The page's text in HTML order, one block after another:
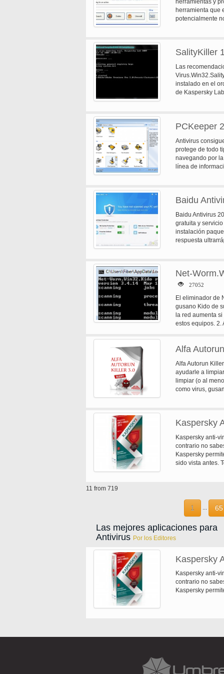
presentación de
auditoría de
solución de virus
herramientas y
herramienta que
potencialmente
SalityKiller
Las
instalado en el
de Kaspersky
PCKeeper
Antivirus
protege de todo
navegando por
línea de
PCKeeper se
protección en
completo
diarias protegen
Baidu
Baidu Antivirus
gratuita y
instalación
respuesta
amenazas de
los 10 software
Net-
27052
El eliminador de
gusano Kido de
la red aumenta
estos equipos. 2.
esafe, drweb,
equipo infectado
terminación
activación con
puede
Alfa
Alfa Autorun
ayudarle a
limpiar (o al
como virus,
Kaspersky
Kaspersky anti-
contrario no
Kaspersky
sido vista antes.
malware / sitios
seguridad
actualizaciones
prueba de 30 días.
11 from 719
1 65
Las mejores aplicaciones para
Antivirus Por los Editores
Kaspersky
Kaspersky anti-
contrario no
Kaspersky
seguridad
prueba de 30